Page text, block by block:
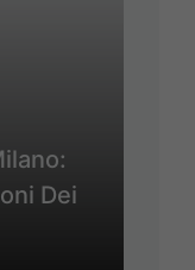
Dei